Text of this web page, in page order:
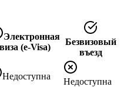
Электронная
виза (e-Visa)
Безвизовый
въезд
Недоступна
Недоступна